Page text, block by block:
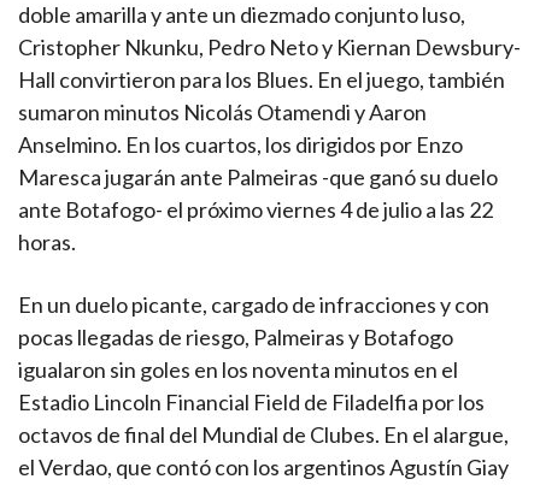
doble amarilla y ante un diezmado conjunto luso,
Cristopher Nkunku, Pedro Neto y Kiernan Dewsbury-
Hall convirtieron para los Blues. En el juego, también
sumaron minutos Nicolás Otamendi y Aaron
Anselmino. En los cuartos, los dirigidos por Enzo
Maresca jugarán ante Palmeiras -que ganó su duelo
ante Botafogo- el próximo viernes 4 de julio a las 22
horas.
En un duelo picante, cargado de infracciones y con
pocas llegadas de riesgo, Palmeiras y Botafogo
igualaron sin goles en los noventa minutos en el
Estadio Lincoln Financial Field de Filadelfia por los
octavos de final del Mundial de Clubes. En el alargue,
el Verdao, que contó con los argentinos Agustín Giay